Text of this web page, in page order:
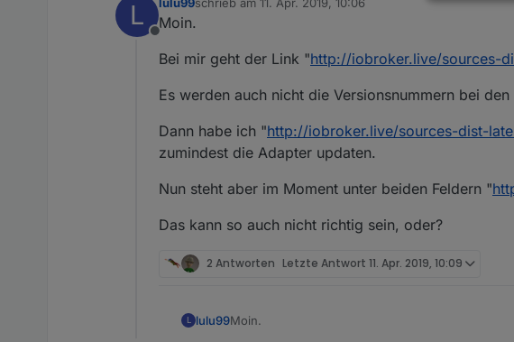
L
Offline
zuletzt editiert von
Moin.
Bei mir geht der Link "http://iobroker.live/sources-
Es werden auch nicht die Versionsnummern bei
Dann habe ich "http://iobroker.live/sources-dist-
zumindest die Adapter updaten.
Nun steht aber im Moment unter beiden Feldern "
Das kann so auch nicht richtig sein, oder?
2 Antworten Letzte Antwort 11. Apr. 2019, 10:09
L lulu99Moin.